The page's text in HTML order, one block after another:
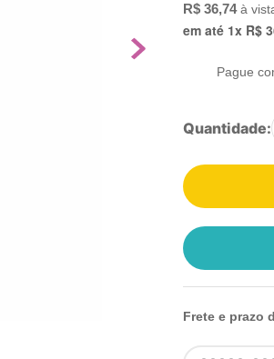
R$ 36,74
em até 1x R$
Pague
Quantidade
Frete e prazo